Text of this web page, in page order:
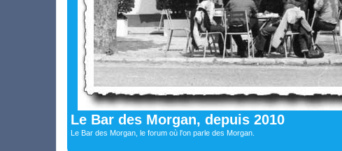
Le Bar des Morgan, depuis 2010
Le Bar des Morgan, le forum où l'on parle des Morgan.